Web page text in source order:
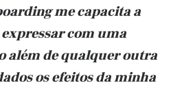
me capacita a
com uma
além de qualquer outra
os efeitos da minha